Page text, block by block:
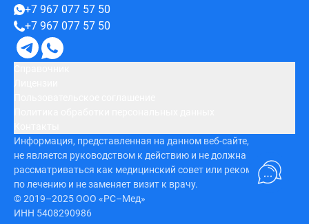
+7 967 077 57 50
+7 967 077 57 50
Информация, представленная на данном веб-сайте,
не является руководством к действию и не должна
рассматриваться как медицинский совет или рекомендация
по лечению и не заменяет визит к врачу.
© 2019–2025 ООО «РС–Мед»
ИНН 5408290986